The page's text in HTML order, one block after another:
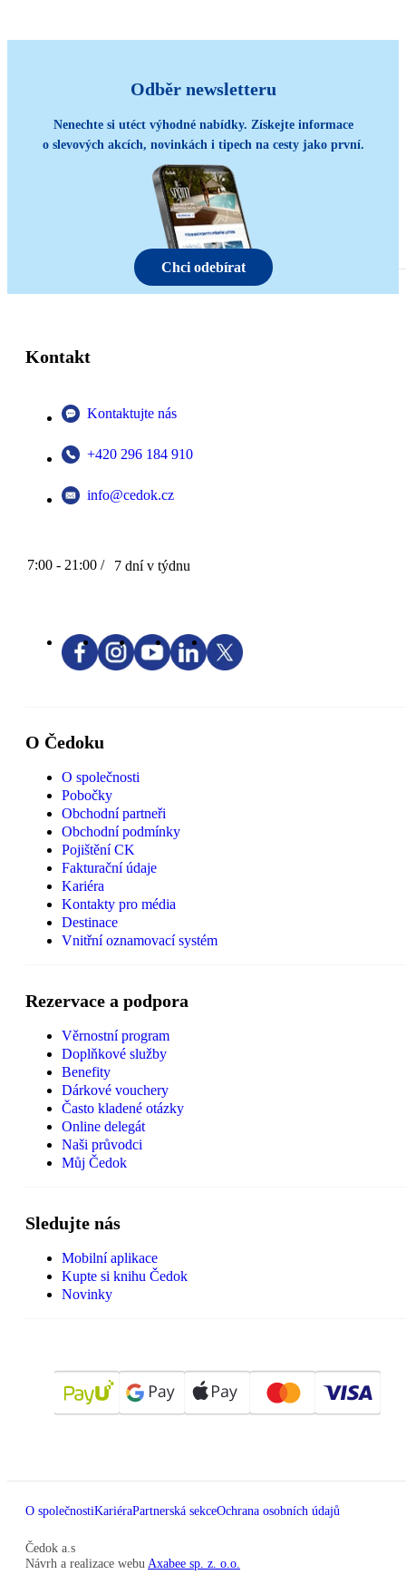
Odběr newsletteru
Nenechte si utéct výhodné nabídky. Získejte informace
o slevových akcích, novinkách i tipech na cesty jako první.
Chci odebírat
Kontakt
Kontaktujte nás
+420 296 184 910
info@cedok.cz
7:00 - 21:00 / 7 dní v týdnu
O Čedoku
O společnosti
Pobočky
Obchodní partneři
Obchodní podmínky
Pojištění CK
Fakturační údaje
Kariéra
Kontakty pro média
Destinace
Vnitřní oznamovací systém
Rezervace a podpora
Věrnostní program
Doplňkové služby
Benefity
Dárkové vouchery
Často kladené otázky
Online delegát
Naši průvodci
Můj Čedok
Sledujte nás
Mobilní aplikace
Kupte si knihu Čedok
Novinky
O společnostiKariéraPartnerská sekceOchrana osobních údajů
Čedok a.s
Návrh a realizace webu Axabee sp. z. o.o.